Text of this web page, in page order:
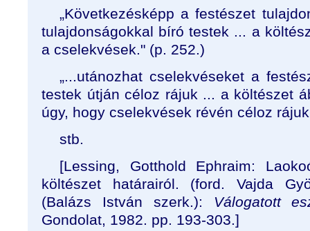
„Következésképp a festészet
tulajdonságokkal bíró testek ... a
a cselekvések." (p. 252.)
„...utánozhat cselekvéseket a
testek útján céloz rájuk ... a költészet
úgy, hogy cselekvések révén céloz
stb.
[Lessing, Gotthold Ephraim:
költészet határairól. (ford. Vajda
(Balázs István szerk.):
Válogatott
Gondolat, 1982. pp. 193-303.]